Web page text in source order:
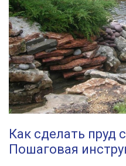
Как сделать пруд
Пошаговая